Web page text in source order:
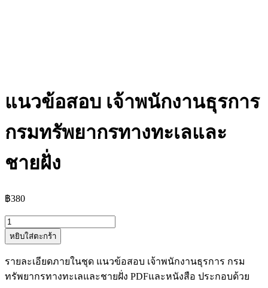
แนวข้อสอบ เจ้าพนักงานธุรการ
กรมทรัพยากรทางทะเลและ
ชายฝั่ง
฿380
จำนวน
แนว
เจ้า
พนักงาน
หยิบใส่ตะกร้า
รายละเอียดภายในชุด แนวข้อสอบ เจ้าพนักงานธุรการ กรม
ทรัพยากรทางทะเลและชายฝั่ง PDFและหนังสือ ประกอบด้วย